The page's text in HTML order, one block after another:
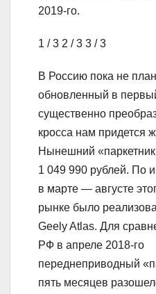
2019-го.
1 / 3 2 / 3 3 / 3
В Россию пока не
обновленный в
существенно
кросса нам придется
Нынешний
1 049 990 рублей. По
в марте — августе
рынке было
Geely Atlas. Для
РФ в апреле 2018-го
переднеприводный
пять месяцев